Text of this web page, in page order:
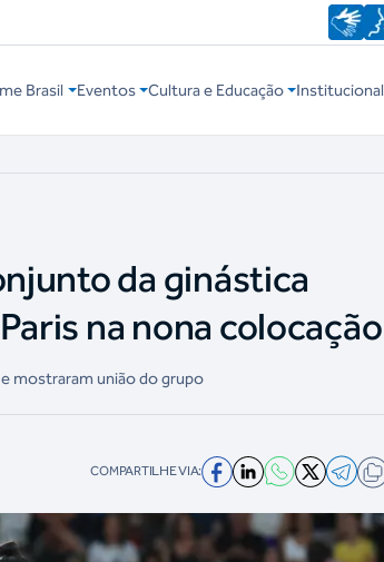
Brasil Eventos Cultura e Educação Institucional
da ginástica
na nona colocação
mostraram união do grupo
COMPARTILHE VIA: